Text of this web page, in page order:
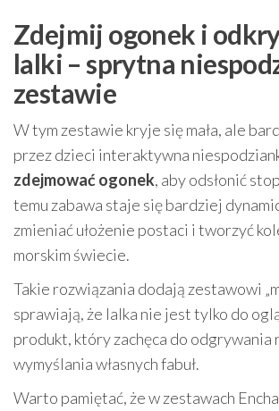
Zdejmij ogonek i
lalki – sprytna
zestawie
W tym zestawie kryje się mała, ale
przez dzieci interaktywna
zdejmować ogonek, aby odsłonić
temu zabawa staje się bardziej
zmieniać ułożenie postaci i tworzyć
morskim świecie.
Takie rozwiązania dodają zestawowi
sprawiają, że lalka nie jest tylko do
produkt, który zachęca do odgrywania
wymyślania własnych fabuł.
Warto pamiętać, że w zestawach